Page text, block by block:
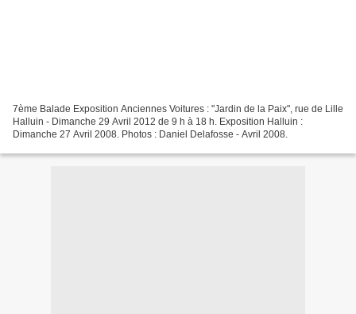
7ème Balade Exposition Anciennes Voitures : "Jardin de la Paix", rue de Lille
Halluin - Dimanche 29 Avril 2012 de 9 h à 18 h. Exposition Halluin :
Dimanche 27 Avril 2008. Photos : Daniel Delafosse - Avril 2008.